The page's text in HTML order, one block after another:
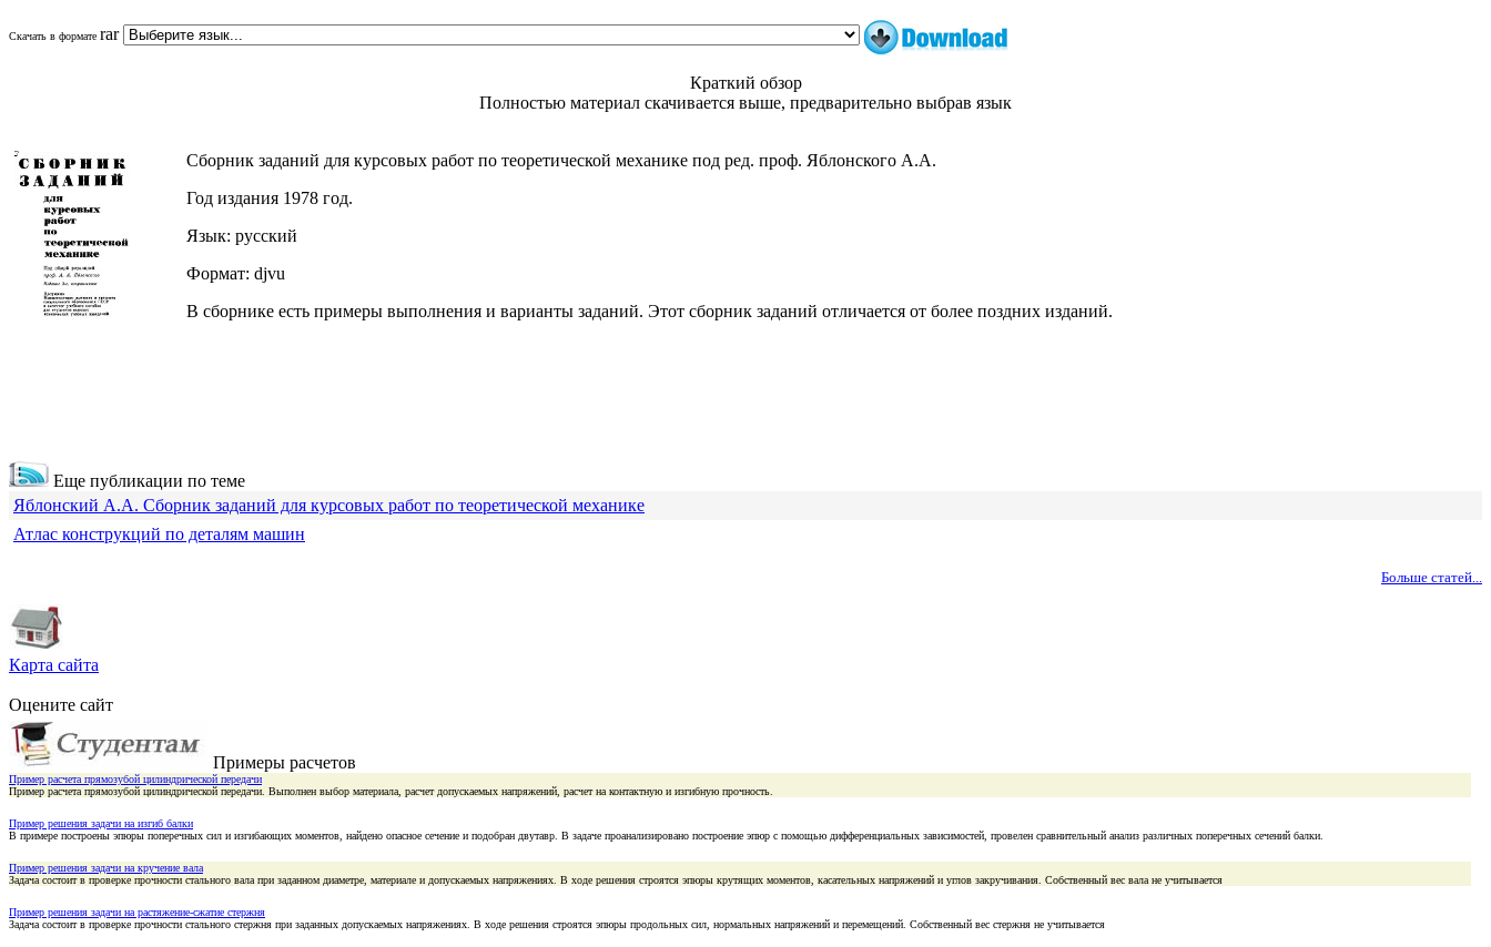
Скачать в формате rar
Краткий обзор
Полностью материал скачивается выше, предварительно выбрав язык
Сборник заданий для курсовых работ по теоретической механике под ред. проф. Яблонского А.А.
Год издания 1978 год.
Язык: русский
Формат: djvu
В сборнике есть примеры выполнения и варианты заданий. Этот сборник заданий отличается от более поздних изданий.
Еще публикации по теме
Яблонский А.А. Сборник заданий для курсовых работ по теоретической механике
Атлас конструкций по деталям машин
Больше статей...
Карта сайта
Оцените сайт
Примеры расчетов
Пример расчета прямозубой цилиндрической передачи
Пример расчета прямозубой цилиндрической передачи. Выполнен выбор материала, расчет допускаемых напряжений, расчет на контактную и изгибную прочность.
Пример решения задачи на изгиб балки
В примере построены эпюры поперечных сил и изгибающих моментов, найдено опасное сечение и подобран двутавр. В задаче проанализировано построение эпюр с помощью дифференциальных зависимостей, провелен сравнительный анализ различных поперечных сечений балки.
Пример решения задачи на кручение вала
Задача состоит в проверке прочности стального вала при заданном диаметре, материале и допускаемых напряжениях. В ходе решения строятся эпюры крутящих моментов, касательных напряжений и углов закручивания. Собственный вес вала не учитывается
Пример решения задачи на растяжение-сжатие стержня
Задача состоит в проверке прочности стального стержня при заданных допускаемых напряжениях. В ходе решения строятся эпюры продольных сил, нормальных напряжений и перемещений. Собственный вес стержня не учитывается